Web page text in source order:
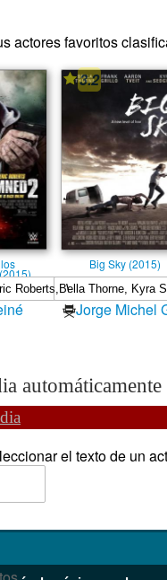
actores favoritos
3.2
Big Sky (2015)
Jorge Michel
automáticamente
el texto de un